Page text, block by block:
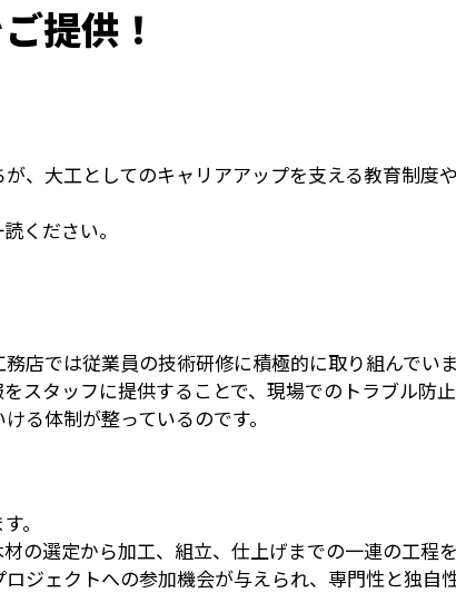
提供！
、大工としてのキャリアアップを支える教育制度
ください。
店では従業員の技術研修に積極的に取り組んでいま
タッフに提供することで、現場でのトラブル防
る体制が整っているのです。
。
選定から加工、組立、仕上げまでの一連の工程
ェクトへの参加機会が与えられ、専門性と独自